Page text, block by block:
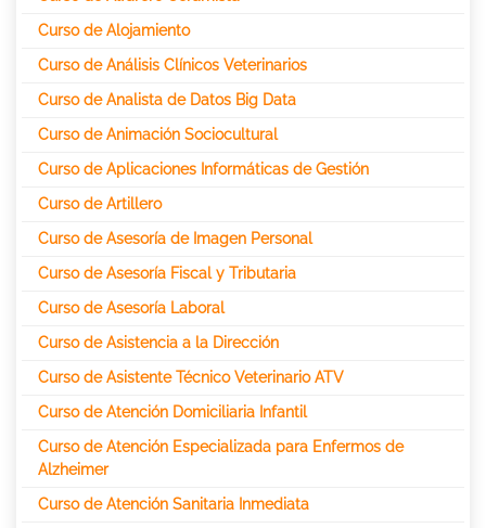
Curso de Alojamiento
Curso de Análisis Clínicos Veterinarios
Curso de Analista de Datos Big Data
Curso de Animación Sociocultural
Curso de Aplicaciones Informáticas de Gestión
Curso de Artillero
Curso de Asesoría de Imagen Personal
Curso de Asesoría Fiscal y Tributaria
Curso de Asesoría Laboral
Curso de Asistencia a la Dirección
Curso de Asistente Técnico Veterinario ATV
Curso de Atención Domiciliaria Infantil
Curso de Atención Especializada para Enfermos de
Alzheimer
Curso de Atención Sanitaria Inmediata